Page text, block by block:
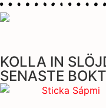
KOLLA IN
SENASTE